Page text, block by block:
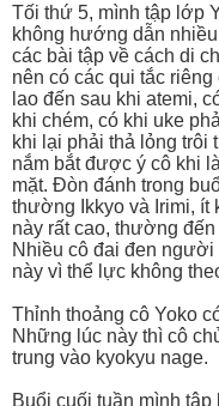
Tối thứ 5, mình tập lớp
không hướng dẫn
các bài tập về cách di
nên có các qui tắc
lao đến sau khi atemi,
khi chém, có khi uke
khi lại phải thả lỏng trôi
nắm bắt được ý cô khi
mặt. Đòn đánh trong
thường Ikkyo và Irimi, ít
này rất cao, thường
Nhiều cô đai đen người
này vì thể lực không
Thỉnh thoảng cô Yoko
Những lúc này thì cô
trung vào kyokyu nage.
Buổi cuối tuần mình